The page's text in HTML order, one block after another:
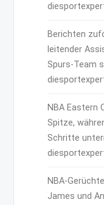
Berichten
leitender
Spurs-Team
NBA Eastern
Spitze,
Schritte
NBA-
James und